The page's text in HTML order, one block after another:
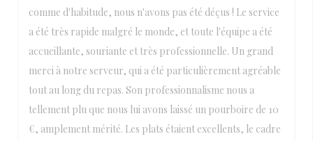
comme d'habitude, nous n'avons pas été déçus ! Le service
a été très rapide malgré le monde, et toute l'équipe a été
accueillante, souriante et très professionnelle. Un grand
merci à notre serveur, qui a été particulièrement agréable
tout au long du repas. Son professionnalisme nous a
tellement plu que nous lui avons laissé un pourboire de 10
€, amplement mérité. Les plats étaient excellents, le cadre